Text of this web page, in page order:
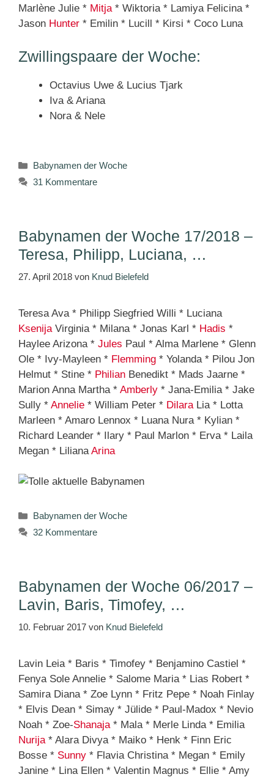
Marlène Julie * Mitja* Wiktoria * Lamiya Felicina *
Jason Hunter * Emilin * Lucill * Kirsi * Coco Luna
Zwillingspaare der Woche:
Octavius Uwe & Lucius Tjark
Iva & Ariana
Nora & Nele
Kategorien
Babynamen der Woche
31 Kommentare
Babynamen der Woche 17/2018 –
Teresa, Philipp, Luciana, …
27. April 2018 von Knud Bielefeld
Teresa Ava * Philipp Siegfried Willi * Luciana
Ksenija Virginia * Milana * Jonas Karl * Hadis *
Haylee Arizona * Jules Paul * Alma Marlene * Glenn
Ole * Ivy-Mayleen * Flemming * Yolanda * Pilou Jon
Helmut * Stine * Philian Benedikt * Mads Jaarne *
Marion Anna Martha * Amberly * Jana-Emilia * Jake
Sully * Annelie * William Peter * Dilara Lia * Lotta
Marleen * Amaro Lennox * Luana Nura * Kylian *
Richard Leander * Ilary * Paul Marlon * Erva * Laila
Megan * Liliana Arina
Kategorien
Babynamen der Woche
32 Kommentare
Babynamen der Woche 06/2017 –
Lavin, Baris, Timofey, …
10. Februar 2017 von Knud Bielefeld
Lavin Leia * Baris * Timofey * Benjamino Castiel *
Fenya Sole Annelie * Salome Maria * Lias Robert *
Samira Diana * Zoe Lynn * Fritz Pepe * Noah Finlay
* Elvis Dean * Simay * Jülide * Paul-Madox * Nevio
Noah * Zoe-Shanaja * Mala * Merle Linda * Emilia
Nurija * Alara Divya * Maiko * Henk * Finn Eric
Bosse * Sunny * Flavia Christina * Megan * Emily
Janine * Lina Ellen * Valentin Magnus * Ellie * Amy